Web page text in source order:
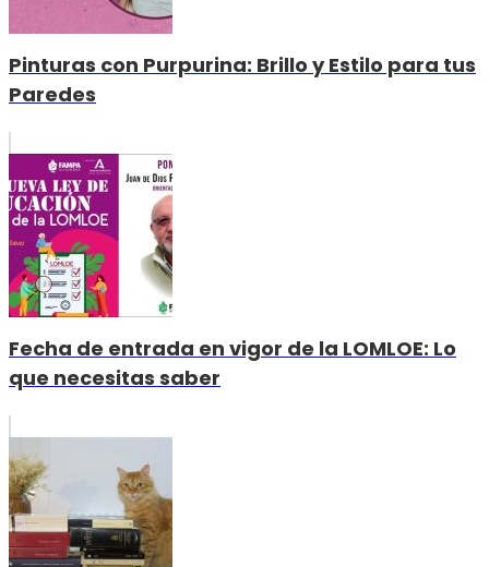
Pinturas con Purpurina: Brillo y Estilo para tus
Paredes
Fecha de entrada en vigor de la LOMLOE: Lo
que necesitas saber